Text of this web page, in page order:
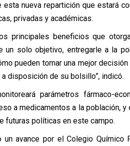
esta nueva repartición que estará
privadas y académicas.
principales beneficios que
un solo objetivo, entregarle a la
pueden tomar una mejor
disposición de su bolsillo”, indicó.
parámetros fármaco-
a medicamentos a la población,
futuras políticas en este campo.
avance por el Colegio Químico